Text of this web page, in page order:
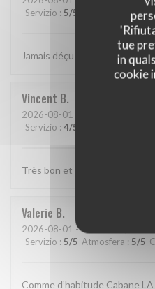
tue
in
cookie
Servizio : 5/5 5/5
Jamais déçu chez cabane.. jf
Vincent B
2026-08-01
Servizio : 4/5
Très bon et très bien presenté
Valerie B
2026-08-01 - 13:15 - Ospiti 2
Servizio : 5/5 Atmosfera : 5/5
Comme d’habitude Cabane